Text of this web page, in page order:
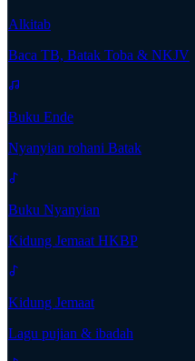
Alkitab
Baca TB, Batak Toba & NKJV
Buku Ende
Nyanyian rohani Batak
Buku Nyanyian
Kidung Jemaat HKBP
Kidung Jemaat
Lagu pujian & ibadah